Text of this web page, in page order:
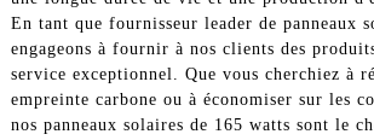
En tant que fournisseur leader de panneaux
engageons à fournir à nos clients des
service exceptionnel. Que vous cherchiez à
empreinte carbone ou à économiser sur les
nos panneaux solaires de 165 watts sont le